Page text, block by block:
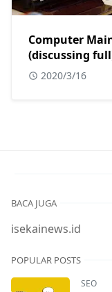
Computer
(discussing
2020/3/16
BACA JUGA
isekainews.id
POPULAR POSTS
SEO